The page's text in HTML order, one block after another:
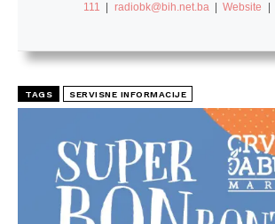
111
radiobk@bih.net.ba Website
TAGS SERVISNE INFORMACIJE